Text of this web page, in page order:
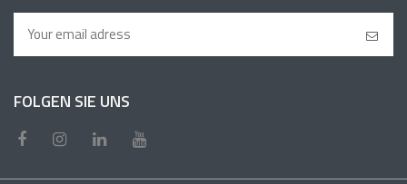
FOLGEN SIE UNS